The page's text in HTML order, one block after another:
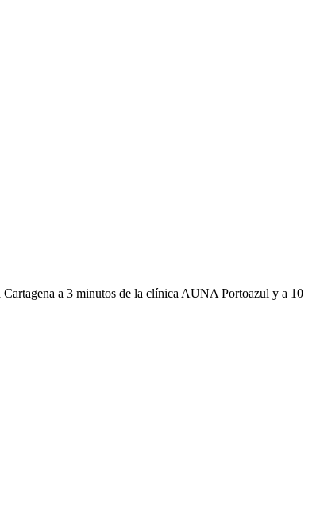
a 3 minutos de la clínica AUNA Portoazul y a 10